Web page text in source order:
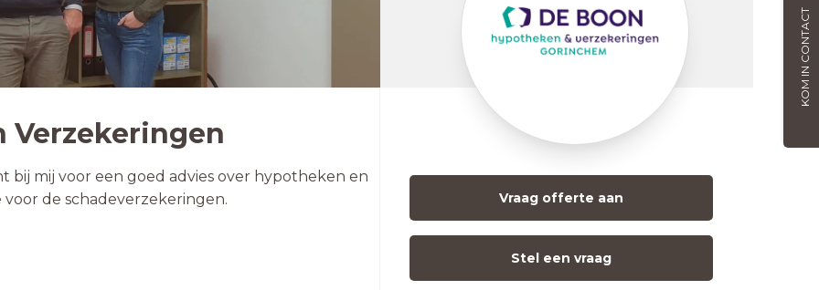
KOM IN CONTACT
Verzekeringen
mij voor een goed advies over hypotheken en
de schadeverzekeringen.
Vraag offerte aan
Stel een vraag